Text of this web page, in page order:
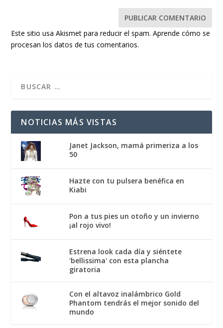
Este sitio usa Akismet para reducir el spam.Aprende cómo se
procesan los datos de tus comentarios.
NOTICIAS MÁS VISTAS
Janet Jackson, mamá primeriza a los
50
Hazte con tu pulsera benéfica en
Kiabi
Pon a tus pies un otoño y un invierno
¡al rojo vivo!
Estrena look cada día y siéntete
'bellissima' con esta plancha
giratoria
Con el altavoz inalámbrico Gold
Phantom tendrás el mejor sonido del
mundo